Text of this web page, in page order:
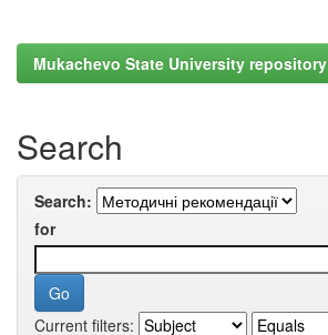
Mukachevo State University repository
Search
Search:
for
Current filters: